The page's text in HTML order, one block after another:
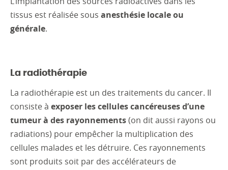
tissus est réalisée sous anesthésie locale ou
générale.
La radiothérapie
La radiothérapie est un des traitements du cancer. Il
consiste à exposer les cellules cancéreuses d’une
tumeur à des rayonnements(on dit aussi rayons ou
radiations) pour empêcher la multiplication des
cellules malades et les détruire. Ces rayonnements
sont produits soit par des accélérateurs de